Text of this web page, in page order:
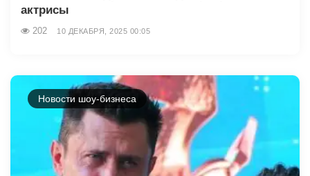
актрисы
202 10 ДЕКАБРЯ, 2025 00:05
Новости шоу-бизнеса